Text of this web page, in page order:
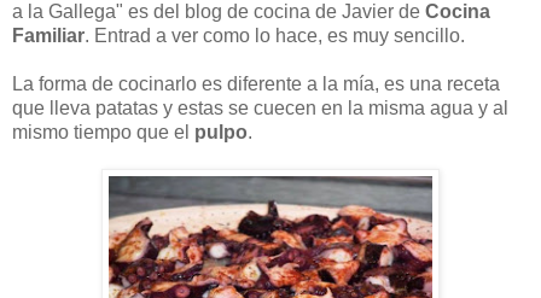
a la Gallega" es del blog de cocina de Javier de Cocina
Familiar. Entrad a ver como lo hace, es muy sencillo.
La forma de cocinarlo es diferente a la mía, es una receta
que lleva patatas y estas se cuecen en la misma agua y al
mismo tiempo que el pulpo.